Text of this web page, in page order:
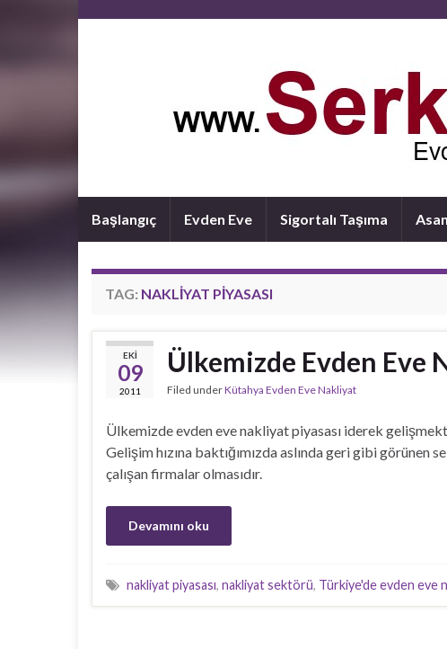
Başlangıç Evden Eve Sigortalı Taşıma
TAG: NAKLIYAT PIYASASI
EKI
09
2011
Ülkemizde Evden Eve
Filed underKütahya Evden Eve Nakliyat
Ülkemizde evden eve nakliyat piyasası iderek
Gelişim hızına baktığımızda aslında geri gibi görünen
çalışan firmalar olmasıdır.
Devamını oku
nakliyat piyasası, nakliyat sektörü, Türkiye'de evden eve